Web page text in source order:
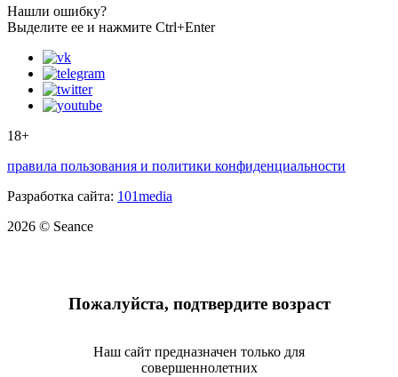
Нашли ошибку?
Выделите ее и нажмите Ctrl+Enter
18+
правила пользования и политики конфиденциальности
Разработка сайта: 101media
2026 © Seance
Пожалуйста, подтвердите возраст
Наш сайт предназначен только для
совершеннолетних